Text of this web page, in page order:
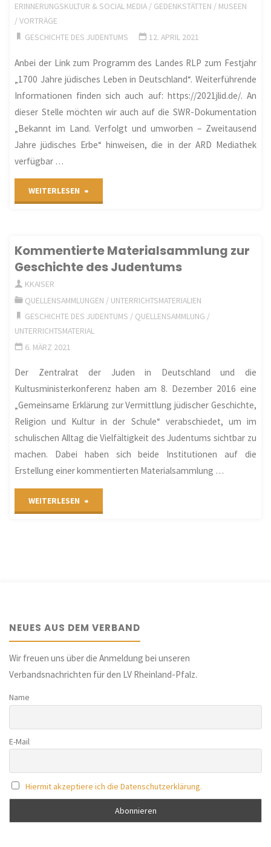
für
jüdisches
Leben
in
Rheinland-
ERINNERUNGSKULTUR & SOCIAL MEDIA / GEDENKSTÄTTEN / MUSEEN
/VORTRÄGE
GESCHICHTE DES JUDENTUMS
12. APRIL 2021
Anbei der Link zum Programm des Landes RLP zum Festjahr
„1700 Jahre jüdisches Leben in Deutschland“. Weiterführende
Informationen finden sich auch auf: https://2021jlid.de/. An
dieser Stelle möchten wir auch auf die SWR-Dokumentation
„Bekannt im Land. Verfolgt und umworben – Zweitausend
Jahre jüdisches Erbe“ hinweisen, die in der ARD Mediathek
verfügbar …
WEITERLESEN
Leben
Rheinland-
Kommentierte Materialsammlung zur
Geschichte des Judentums
KKAISER
QUELLENSAMMLUNGEN / UNTERRICHTSMATERIALIEN
GESCHICHTE DES JUDENTUMS / QUELLENSAMMLUNG /
UNTERRICHTSMATERIAL
6. MÄRZ 2021
Der Zentralrat der Juden in Deutschland und die
Kultusministerkonferenz haben am 8. Dezember 2016 eine
„Gemeinsame Erklärung zur Vermittlung jüdischer Geschichte,
Religion und Kultur in der Schule“ verabschiedet, um im
schulischen Alltag die Vielfältigkeit des Judentums sichtbar zu
machen. Dabei haben sich beide Institutionen auf die
Erstellung einer kommentierten Materialsammlung …
WEITERLESEN
Judentums"
NEUES AUS DEM VERBAND
Wir freuen uns über die Anmeldung bei unseren
Verbandsnachrichten für den LV Rheinland-Pfalz.
Name
E-Mail
Hiermit akzeptiere ich die Datenschutzerklärung.